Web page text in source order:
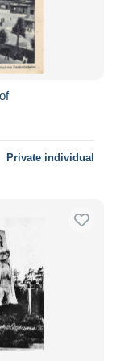
Private individual